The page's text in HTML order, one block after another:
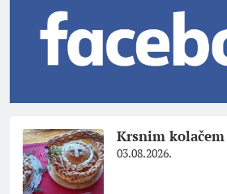
Krsnim
03.08.2026.